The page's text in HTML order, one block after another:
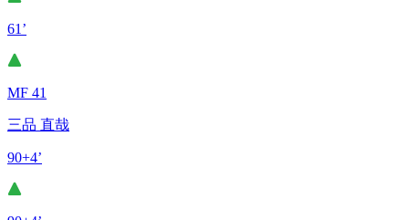
61’
MF 41
三品 直哉
90+4’